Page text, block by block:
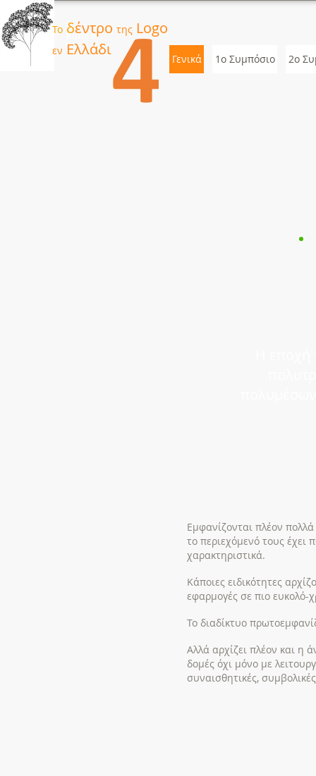
Το δέντρο της Logo
εν Ελλάδι
Button
Γενικά 1ο Συμπόσιο 2o
Εμφανίζονται πλέον
το περιεχόμενό τους έχει
χαρακτηριστικά.
Κάποιες ειδικότητες
εφαρμογές σε πιο ευκολό-
Το διαδίκτυο
Αλλά αρχίζει πλέον και η
δομές όχι μόνο με
συναισθητικές,